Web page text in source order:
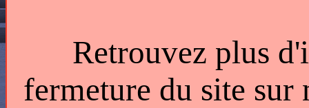
Retrouvez plus
fermeture du site